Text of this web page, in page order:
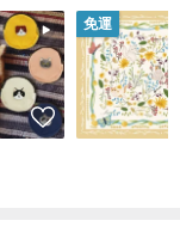
免運